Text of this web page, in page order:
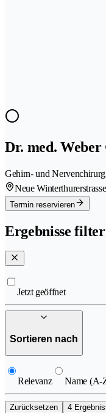
Dr. med.
Gehirn- und
Neue
Termin reservieren
Ergebnisse
Jetzt geöffnet
Sortieren nach
Relevanz Name (A-
Zurücksetzen 4